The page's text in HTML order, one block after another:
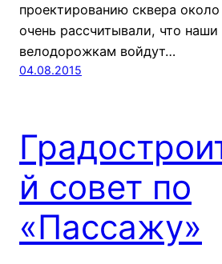
проектированию сквера
очень рассчитывали, что
велодорожкам войдут…
04.08.2015
й совет по
«Пассажу»